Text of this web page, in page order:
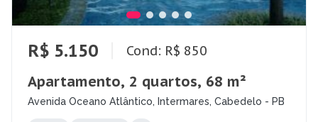
R$ 5.150 Cond: R$ 850
Apartamento, 2 quartos, 68 m²
Avenida Oceano Atlântico, Intermares, Cabedelo - PB